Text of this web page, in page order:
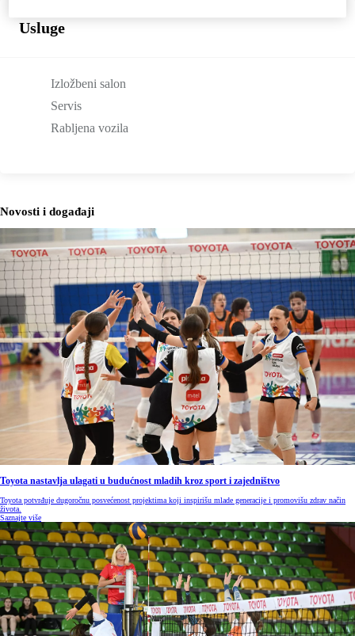
Usluge
Izložbeni salon
Servis
Rabljena vozila
Novosti i događaji
Toyota nastavlja ulagati u budućnost mladih kroz sport i zajedništvo
Toyota potvrđuje dugoročnu posvećenost projektima koji inspirišu mlade generacije i promovišu zdrav način
života.
Saznajte više